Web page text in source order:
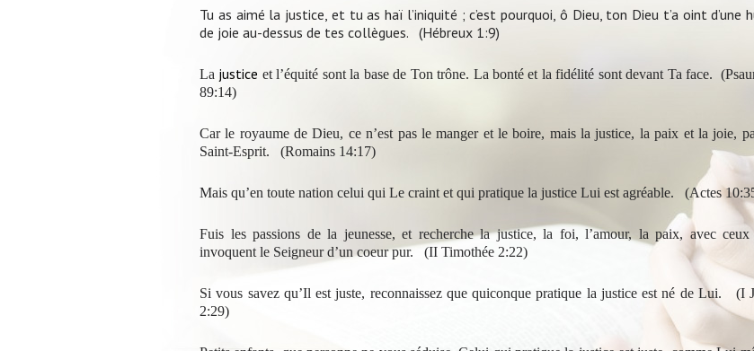
Tu as aimé la justice, et tu as haï l’iniquité ; c’est pourquoi, ô Dieu, ton Dieu t’a oint d’une
de joie au-dessus de tes collègues. (Hébreux 1:9)
La justice et l’équité sont la base de Ton trône. La bonté et la fidélité sont devant Ta face. (
89:14)
Car le royaume de Dieu, ce n’est pas le manger et le boire, mais la justice, la paix et la joie,
Saint-Esprit. (Romains 14:17)
Mais qu’en toute nation celui qui Le craint et qui pratique la justice Lui est agréable. (Actes
Fuis les passions de la jeunesse, et recherche la justice, la foi, l’amour, la paix, avec
invoquent le Seigneur d’un coeur pur. (II Timothée 2:22)
Si vous savez qu’Il est juste, reconnaissez que quiconque pratique la justice est né de Lui. (I
2:29)